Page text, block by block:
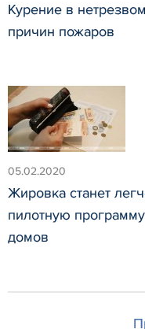
Курение в
причин пожаров
05.02.2020
Жировка станет
пилотную
домов